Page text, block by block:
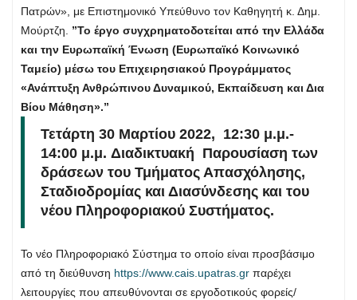
Πατρών», με Επιστημονικό Υπεύθυνο τον Καθηγητή κ. Δημ.
Μούρτζη. ”Το έργο συγχρηματοδοτείται από την Ελλάδα
και την Ευρωπαϊκή Ένωση (Ευρωπαϊκό Κοινωνικό
Ταμείο) μέσω του Επιχειρησιακού Προγράμματος
«Ανάπτυξη Ανθρώπινου Δυναμικού, Εκπαίδευση και Δια
Βίου Μάθηση».”
Τετάρτη 30 Μαρτίου 2022, 12:30 μ.μ.-
14:00 μ.μ. Διαδικτυακή Παρουσίαση των
δράσεων του Τμήματος Απασχόλησης,
Σταδιοδρομίας και Διασύνδεσης και του
νέου Πληροφοριακού Συστήματος.
Το νέο Πληροφοριακό Σύστημα το οποίο είναι προσβάσιμο
από τη διεύθυνση https://www.cais.upatras.gr παρέχει
λειτουργίες που απευθύνονται σε εργοδοτικούς φορείς/